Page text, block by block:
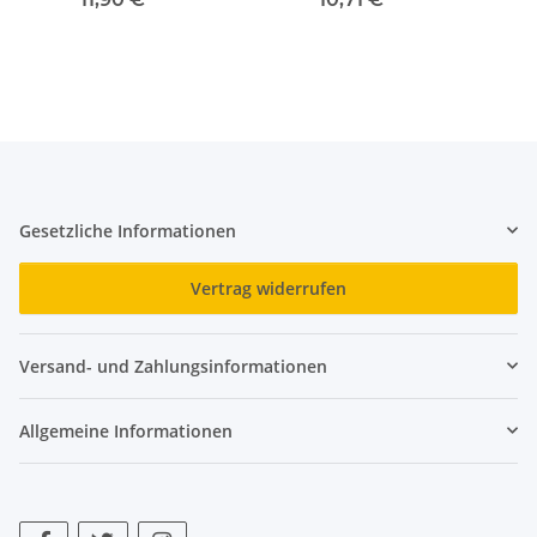
Gesetzliche Informationen
Vertrag widerrufen
Versand- und Zahlungsinformationen
Allgemeine Informationen